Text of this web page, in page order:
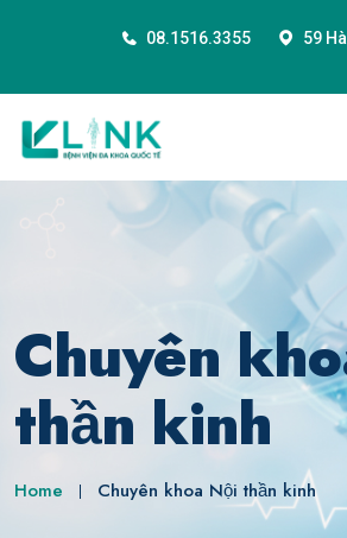
08.1516.3355 59
Chuyên
thần kinh
Home Chuyên khoa Nội thần kinh